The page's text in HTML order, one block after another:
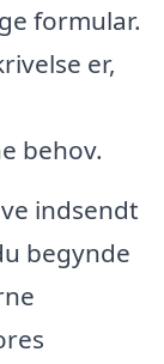
formular.
er,
behov.
indsendt
begynde